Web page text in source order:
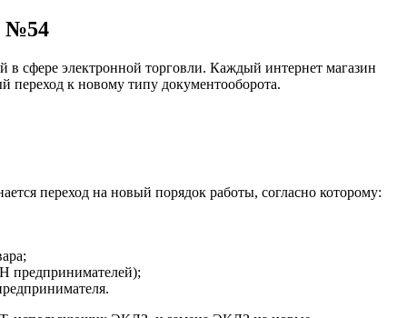
№54
сфере электронной торговли. Каждый интернет магазин
переход к новому типу документооборота.
переход на новый порядок работы, согласно которому:
предпринимателей);